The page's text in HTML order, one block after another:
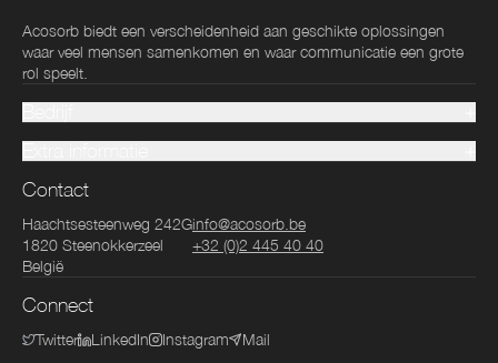
Acosorb biedt een verscheidenheid aan geschikte oplossingen
waar veel mensen samenkomen en waar communicatie een grote
rol speelt.
Contact
Haachtsesteenweg 242G
1820 Steenokkerzeel
België
info@acosorb.be
+32 (0)2 445 40 40
Connect
Twitter LinkedIn Instagram Mail